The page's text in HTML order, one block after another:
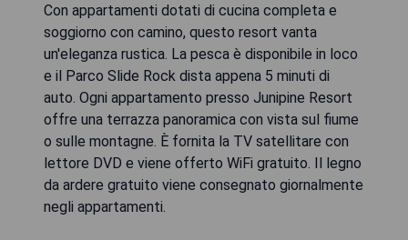
Con appartamenti dotati di cucina completa e
soggiorno con camino, questo resort vanta
un'eleganza rustica. La pesca è disponibile in loco
e il Parco Slide Rock dista appena 5 minuti di
auto. Ogni appartamento presso Junipine Resort
offre una terrazza panoramica con vista sul fiume
o sulle montagne. È fornita la TV satellitare con
lettore DVD e viene offerto WiFi gratuito. Il legno
da ardere gratuito viene consegnato giornalmente
negli appartamenti.